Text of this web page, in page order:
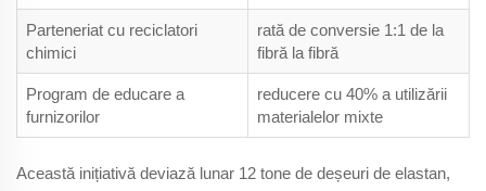
Parteneriat cu reciclatori
chimici
rată de conversie 1:1 de la
fibră la fibră
Program de educare a
furnizorilor
reducere cu 40% a utilizării
materialelor mixte
Această inițiativă deviază lunar 12 tone de deșeuri de elastan,